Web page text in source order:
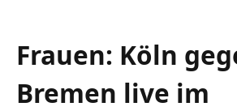
Frauen: Köln
Bremen live im